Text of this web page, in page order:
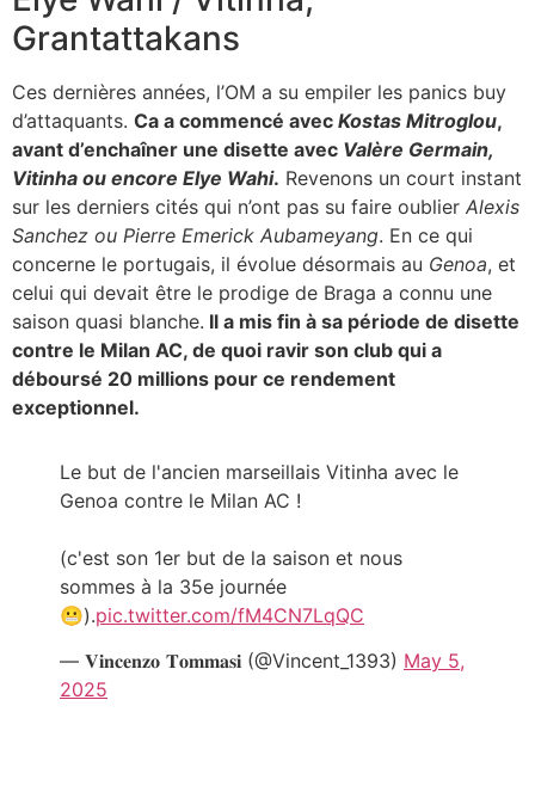
Grantattakans
Ces dernières années, l’OM a su empiler les panics buy
d’attaquants. Ca a commencé avec Kostas Mitroglou,
avant d’enchaîner une disette avec Valère Germain,
Vitinha ou encore Elye Wahi. Revenons un court instant
sur les derniers cités qui n’ont pas su faire oublier Alexis
Sanchez ou Pierre Emerick Aubameyang. En ce qui
concerne le portugais, il évolue désormais au Genoa, et
celui qui devait être le prodige de Braga a connu une
saison quasi blanche. Il a mis fin à sa période de disette
contre le Milan AC, de quoi ravir son club qui a
déboursé 20 millions pour ce rendement
exceptionnel.
Le but de l'ancien marseillais Vitinha avec le
Genoa contre le Milan AC !
(c'est son 1er but de la saison et nous
sommes à la 35e journée
😬).pic.twitter.com/fM4CN7LqQC
— 𝐕𝐢𝐧𝐜𝐞𝐧𝐳𝐨 𝐓𝐨𝐦𝐦𝐚𝐬𝐢 (@Vincent_1393) May 5,
2025